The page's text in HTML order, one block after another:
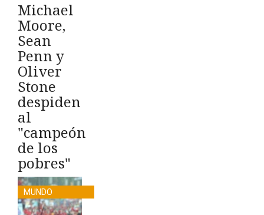
Michael
Moore,
Sean
Penn y
Oliver
Stone
despiden
al
"campeón
de los
pobres"
MUNDO